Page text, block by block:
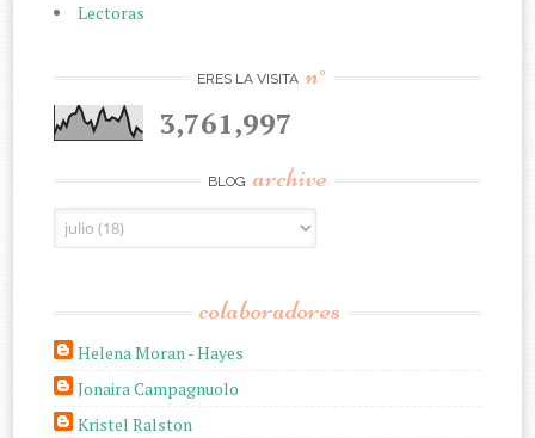
Lectoras
ERES LA VISITA n°
3,761,997
BLOG archive
colaboradores
Helena Moran - Hayes
Jonaira Campagnuolo
Kristel Ralston